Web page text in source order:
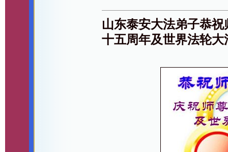
山东泰安大法弟子恭
十五周年及世界法轮大